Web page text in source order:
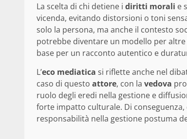
La scelta di chi detiene i diritti morali e
vicenda, evitando distorsioni o toni
solo la persona, ma anche il contesto
potrebbe diventare un modello per
base per un racconto autentico e
L’eco mediatica si riflette anche nel
caso di questo attore, con la vedova
ruolo degli eredi nella gestione e
forte impatto culturale. Di conseguenza,
responsabilità nella gestione postuma